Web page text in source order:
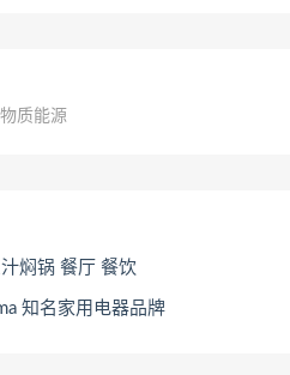
质能源
焖锅 餐厅 餐饮
知名家用电器品牌